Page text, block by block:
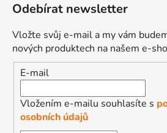
Odebírat newsletter
Vložte svůj e-mail a my vám
nových produktech na našem e-
E-mail
Vložením e-mailu souhlasíte s
osobních údajů